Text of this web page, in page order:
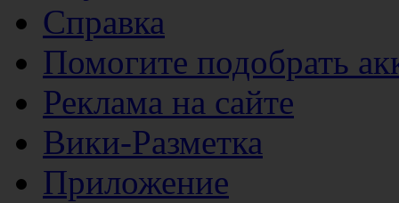
Справка
Помогите подобрать
Реклама на сайте
Вики-Разметка
Приложение